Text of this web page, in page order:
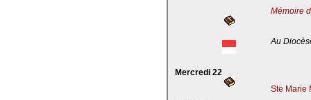
Mémoire
Au
Mercredi 22
Ste Marie